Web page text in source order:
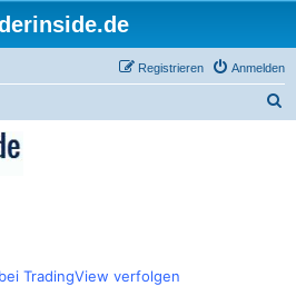
Anmelden
Registrieren
TradingView verfolgen